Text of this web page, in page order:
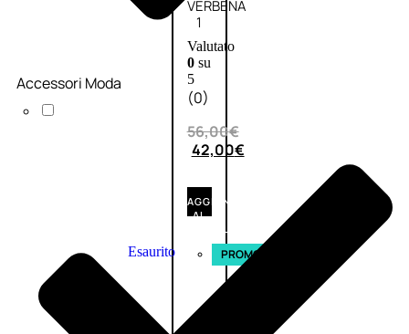
VERBENA
1
Valutato
0su
5
(0)
56,00€
42,00€
AGGIUNGI
AL
CARRELLO
Esaurito PROMO
Accessori Moda